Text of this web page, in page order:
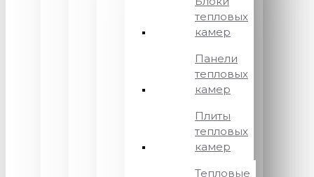
тепловых
камер
Панели
тепловых
камер
Плиты
тепловых
камер
Тепловые